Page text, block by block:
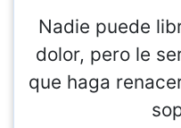
Nadie puede
dolor, pero le
que haga